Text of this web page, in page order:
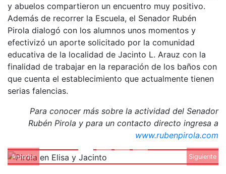
y abuelos compartieron un encuentro muy positivo.
Además de recorrer la Escuela, el Senador Rubén
Pirola dialogó con los alumnos unos momentos y
efectivizó un aporte solicitado por la comunidad
educativa de la localidad de Jacinto L. Arauz con la
finalidad de trabajar en la reparación de los baños con
que cuenta el establecimiento que actualmente tienen
serias falencias.
Para conocer más sobre la actividad del Senador
Rubén Pirola y para un contacto directo ingresa a
www.rubenpirola.com
Anterior Siguiente